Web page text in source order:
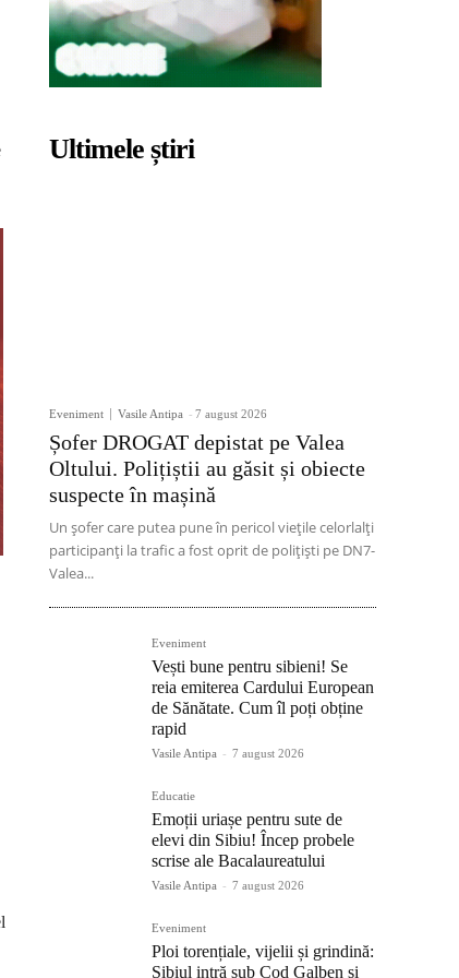
Ultimele știri
Eveniment Vasile Antipa - 7 august 2026
Șofer DROGAT depistat pe Valea
Oltului. Polițiștii au găsit și obiecte
suspecte în mașină
Un șofer care putea pune în pericol viețile celorlalți
participanți la trafic a fost oprit de polițiști pe DN7-
Valea...
Eveniment
Vești bune pentru sibieni! Se
reia emiterea Cardului European
de Sănătate. Cum îl poți obține
rapid
Vasile Antipa - 7 august 2026
Educatie
Emoții uriașe pentru sute de
elevi din Sibiu! Încep probele
scrise ale Bacalaureatului
Vasile Antipa - 7 august 2026
Eveniment
Ploi torențiale, vijelii și grindină:
Sibiul intră sub Cod Galben și